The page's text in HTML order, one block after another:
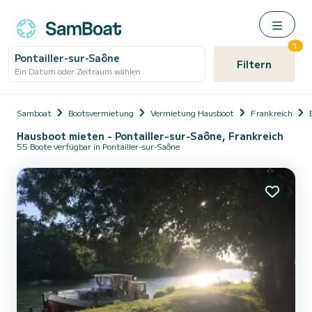
Pontailler-sur-Saône
Ein Datum oder Zeitraum wählen Filtern
1
Samboat Bootsvermietung Vermietung Hausboot Frankreich
Hausboot mieten - Pontailler-sur-Saône, Frankreich
55 Boote verfügbar in Pontailler-sur-Saône